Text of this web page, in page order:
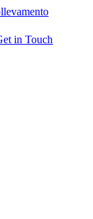
in Touch